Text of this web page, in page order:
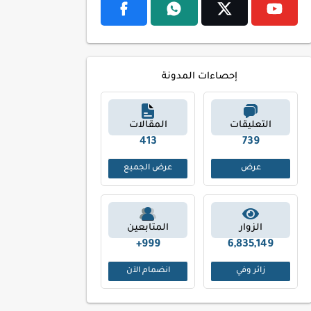
إحصاءات المدونة
التعليقات
869
عرض
المقالات
492
عرض الجميع
الزوار
6,835,149
زائر وفي
المتابعين
999+
انضمام الآن